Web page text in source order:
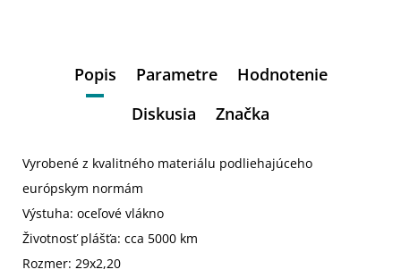
Popis Parametre
Hodnotenie
Diskusia
Značka
Vyrobené z kvalitného materiálu podliehajúceho
európskym normám
Výstuha: oceľové vlákno
Životnosť plášťa: cca 5000 km
Rozmer: 29x2,20